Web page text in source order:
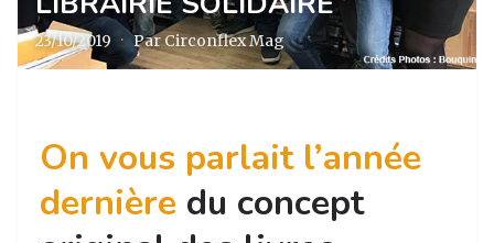
23/10/2019 · Par Circonflex Mag
On vous parlait l’année
dernière du concept